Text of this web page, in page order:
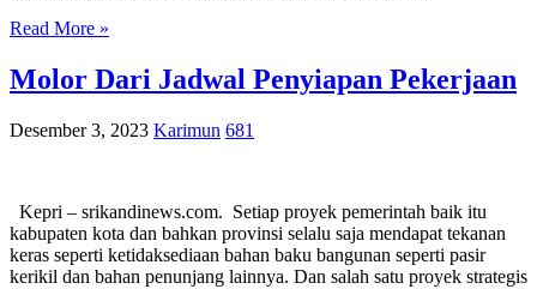
Read More »
Molor Dari Jadwal Penyiapan Pekerjaan
Desember 3, 2023 Karimun 681
Kepri – srikandinews.com. Setiap proyek pemerintah baik itu
kabupaten kota dan bahkan provinsi selalu saja mendapat tekanan
keras seperti ketidaksediaan bahan baku bangunan seperti pasir
kerikil dan bahan penunjang lainnya. Dan salah satu proyek strategis